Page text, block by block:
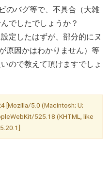
のバグ等で、不具合（大雑
でしたでしょうか？
定したはずが、部分的にヌ
原因かはわかりません）等
ので教えて頂けますでしょ
[Mozilla/5.0 (Macintosh; U;
525.18 (KHTML, like